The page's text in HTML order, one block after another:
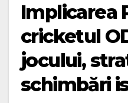
Implicarea
cricketul
jocului,
schimbări